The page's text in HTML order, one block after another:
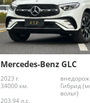
Mercedes-Benz GLC
2023 г.
34000 км.
Гибрид
вольт)
203.94 л.с.